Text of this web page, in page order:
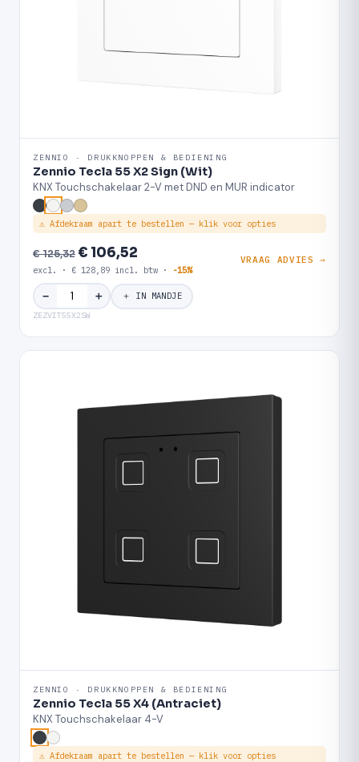
ZENNIO · DRUKKNOPPEN & BEDIENING
Zennio Tecla 55 X2 Sign (Wit)
KNX Touchschakelaar 2-V met DND en MUR indicator
⚠ Afdekraam apart te bestellen — klik voor opties
€ 125,32€ 106,52
excl. · € 128,89 incl. btw · -15%
VRAAG ADVIES →
− ＋ ＋ IN MANDJE
ZEZVIT55X2SW
ZENNIO · DRUKKNOPPEN & BEDIENING
Zennio Tecla 55 X4 (Antraciet)
KNX Touchschakelaar 4-V
⚠ Afdekraam apart te bestellen — klik voor opties